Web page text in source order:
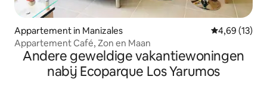
Appartement in Manizales Gemiddelde
4,69 (13)
Appartement Café, Zon en Maan
Andere geweldige vakantiewoningen
nabij Ecoparque Los Yarumos